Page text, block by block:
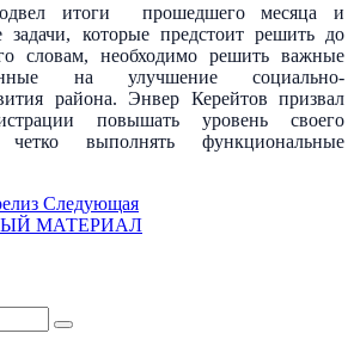
итоги прошедшего месяца и
задачи, которые предстоит решить до
словам, необходимо решить важные
на улучшение социально-
района. Энвер Керейтов призвал
повышать уровень своего
четко выполнять функциональные
Следующая
МАТЕРИАЛ